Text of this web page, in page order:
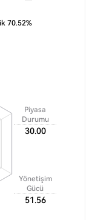
70.52%
Yönetişim
Gücü
51.56
Piyasa
Durumu
30.00